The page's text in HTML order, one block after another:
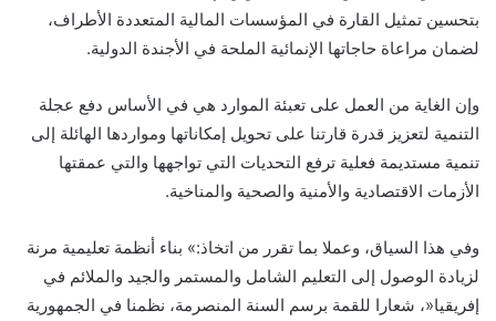
بتحسين تمثيل القارة في المؤسسات المالية المتعددة الأطراف،
لضمان مراعاة حاجاتها الإنمائية الملحة في الأجندة الدولية.
وإن الغاية من العمل على تعبئة الموارد هي في الأساس دفع عجلة
التنمية لتعزيز قدرة قارتنا على تحويل إمكاناتها ومواردها الهائلة إلى
تنمية مستديمة فعلية ترفع التحديات التي تواجهها والتي عمقتها
الأزمات الاقتصادية والأمنية والصحية والمناخية.
وفي هذا السياق، وعملا بما تقرر من اتخاذ:» بناء أنظمة تعليمية مرنة
لزيادة الوصول إلى التعليم الشامل والمستمر والجيد والملائم في
إفريقيا«، شعارا للقمة برسم السنة المنصرمة، نظمنا في الجمهورية